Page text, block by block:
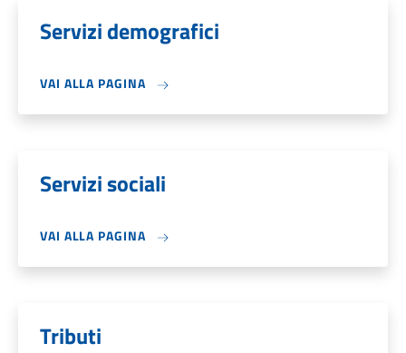
Servizi demografici
VAI ALLA PAGINA
Servizi sociali
VAI ALLA PAGINA
Tributi